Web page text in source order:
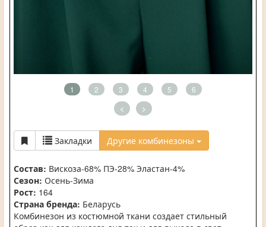
1 2 3 4 5 6
< >
Закладки Другие комбинезоны
Состав: Вискоза-68% ПЭ-28% Эластан-4%
Сезон: Осень-Зима
Рост: 164
Страна бренда: Беларусь
Комбинезон из костюмной ткани создает стильный